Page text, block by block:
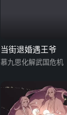
当街退婚遇王爷
慕九思化解武国危机